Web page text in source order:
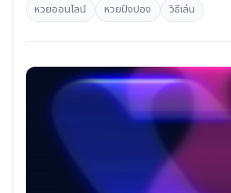
หวยออนไลน์ หวยปิงปอง วิธีเล่น